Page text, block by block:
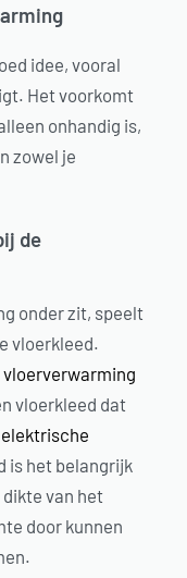
idee, vooral
Het voorkomt
onhandig is,
zowel je
de
onder zit, speelt
vloerkleed.
vloerverwarming
vloerkleed dat
elektrische
is het belangrijk
van het
door kunnen